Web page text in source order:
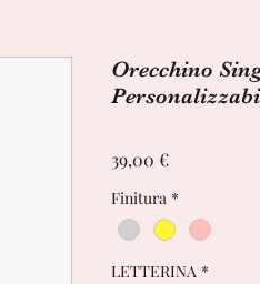
Orecchino
39,00 €Prezzo
Finitura *
LETTERINA *